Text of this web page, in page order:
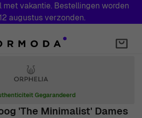
met vakantie. Bestellingen worden
augustus verzonden.
'The Minimalist' Dames
Gegarandeerd